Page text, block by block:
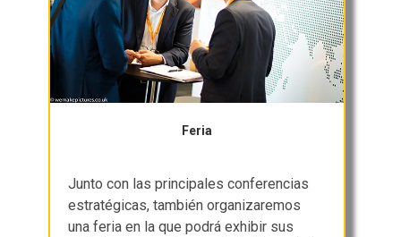
Feria
Junto con las principales conferencias
estratégicas, también organizaremos
una feria en la que podrá exhibir sus